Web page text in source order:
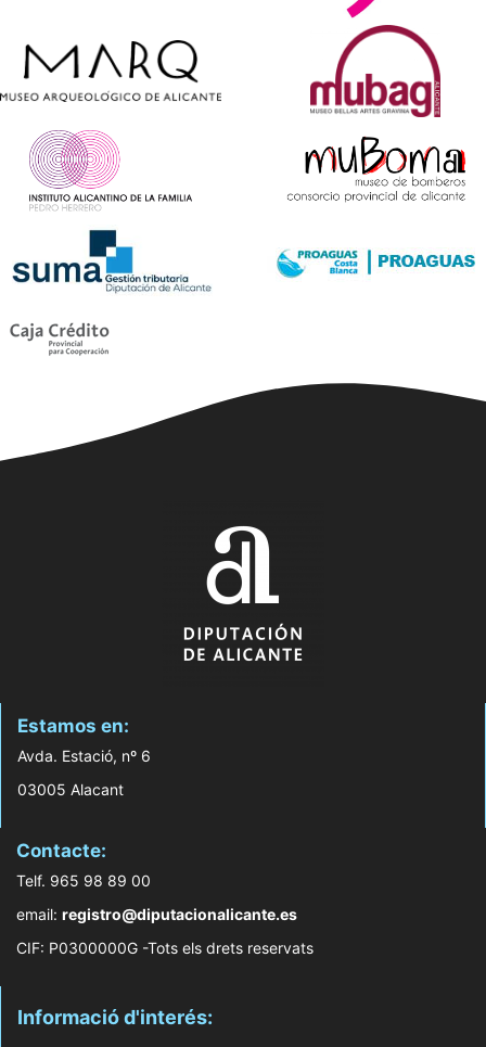
Estamos en:
Avda. Estació, nº 6
03005 Alacant
Contacte:
Telf. 965 98 89 00
email: registro@diputacionalicante.es
CIF: P0300000G -Tots els drets reservats
Informació d'interés: